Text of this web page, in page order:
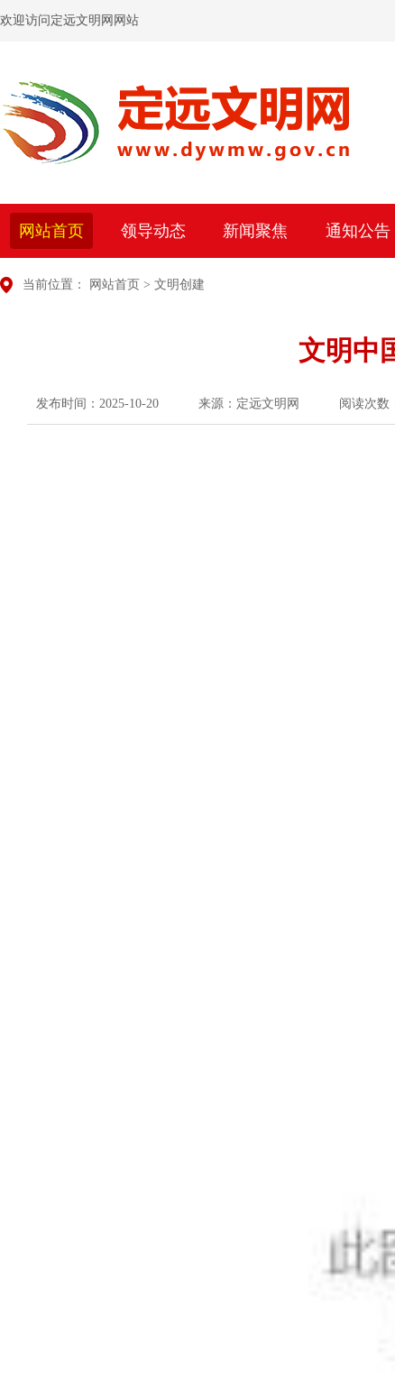
欢迎访问定远文明网网站
网站首页 领导动态 新闻聚焦 通知公告
当前位置： 网站首页 > 文明创建
文明中
发布时间：2025-10-20 来源：定远文明网 阅读次数